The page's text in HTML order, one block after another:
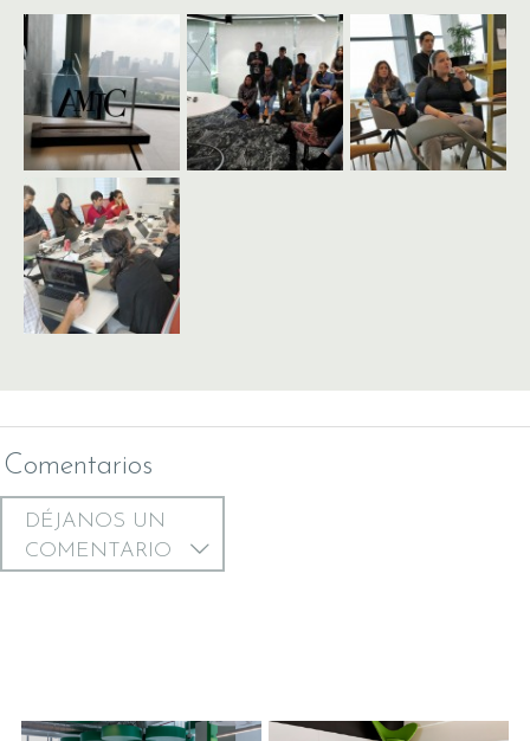
Comentarios
DÉJANOS UN
COMENTARIO